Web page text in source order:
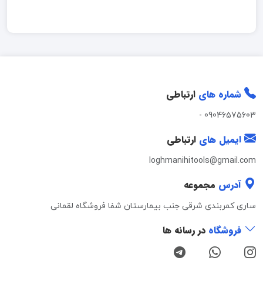
شماره های ارتباطی
09046575603
-
ایمیل های ارتباطی
loghmanihitools@gmail.com
آدرس مجموعه
ساری کمربندی شرقی جنب بیمارستان شفا فروشگاه لقمانی
فروشگاه در رسانه ها